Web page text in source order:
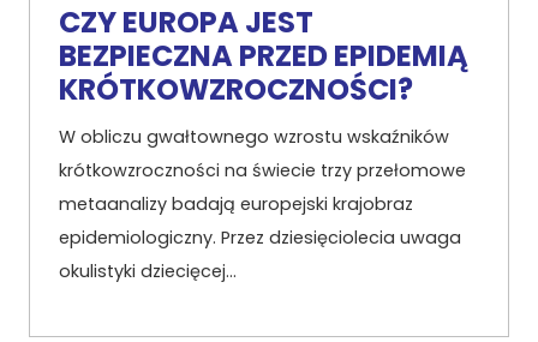
CZY EUROPA JEST
BEZPIECZNA PRZED EPIDEMIĄ
KRÓTKOWZROCZNOŚCI?
W obliczu gwałtownego wzrostu wskaźników
krótkowzroczności na świecie trzy przełomowe
metaanalizy badają europejski krajobraz
epidemiologiczny. Przez dziesięciolecia uwaga
okulistyki dziecięcej…